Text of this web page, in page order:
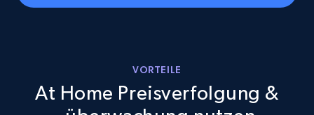
VORTEILE
At Home Preisverfolgung &